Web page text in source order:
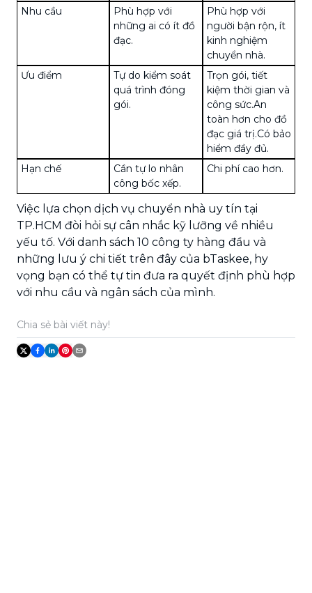
Nhu cầu
Phù hợp với
những ai có ít đồ
đạc.
Phù hợp với
người bận rộn, ít
kinh nghiệm
chuyển nhà.
Ưu điểm
Tự do kiểm soát
quá trình đóng
gói.
Trọn gói, tiết
kiệm thời gian và
công sức.An
toàn hơn cho đồ
đạc giá trị.Có bảo
hiểm đầy đủ.
Hạn chế
Cần tự lo nhân
công bốc xếp.
Chi phí cao hơn.
Việc lựa chọn dịch vụ chuyển nhà uy tín tại
TP.HCM đòi hỏi sự cân nhắc kỹ lưỡng về nhiều
yếu tố. Với danh sách 10 công ty hàng đầu và
những lưu ý chi tiết trên đây của bTaskee, hy
vọng bạn có thể tự tin đưa ra quyết định phù hợp
với nhu cầu và ngân sách của mình.
Chia sẻ bài viết này!